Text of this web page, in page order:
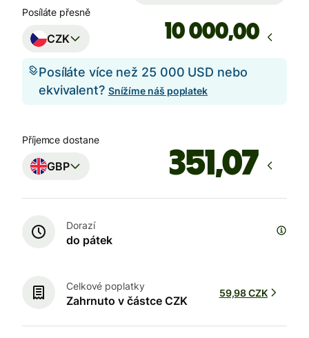
Posíláte přesně
CZK ,00
Posíláte více než 25 000 USD nebo
ekvivalent? Snížíme náš poplatek
Příjemce dostane
GBP
Dorazí
do pátek
Celkové poplatky
Zahrnuto v částce CZK
59,98 CZK